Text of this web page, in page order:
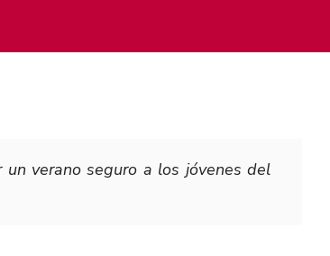
verano seguro a los jóvenes del